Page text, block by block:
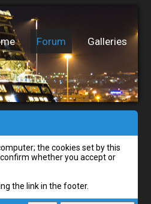
Forum Galleries
the cookies set by this
whether you accept or
the link in the footer.